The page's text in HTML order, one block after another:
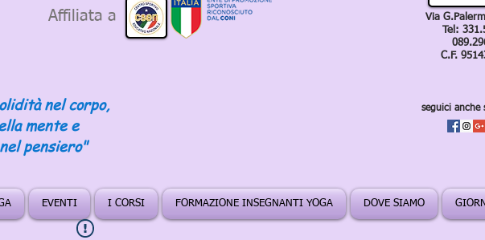
Affiliata a
nel corpo,
mente e
pensiero"
Via
Tel:
C.F.
seguici anche
EVENTI I CORSI FORMAZIONE INSEGNANTI YOGA DOVE SIAMO